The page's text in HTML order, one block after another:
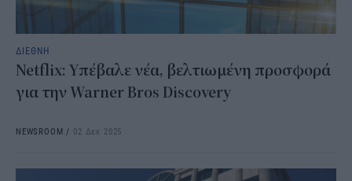
ΔΙΕΘΝΗ
Netflix: Υπέβαλε νέα, βελτιωμένη προσφορά
για την Warner Bros Discovery
NEWSROOM / 02 Δεκ 2025